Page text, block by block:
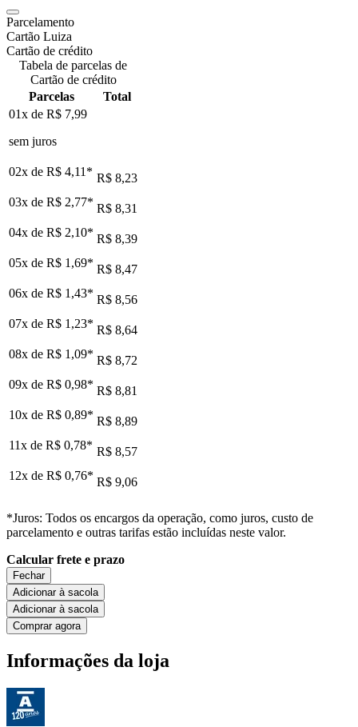
Parcelamento
Cartão Luiza
Cartão de crédito
Tabela de parcelas de
Cartão de crédito
Parcelas
Total
01x de R$ 7,99
sem juros
02x de R$ 4,11 * R$ 8,23
03x de R$ 2,77* R$ 8,31
04x de R$ 2,10* R$ 8,39
05x de R$ 1,69* R$ 8,47
06x de R$ 1,43* R$ 8,56
07x de R$ 1,23* R$ 8,64
08x de R$ 1,09* R$ 8,72
09x de R$ 0,98* R$ 8,81
10x de R$ 0,89* R$ 8,89
11x de R$ 0,78* R$ 8,57
12x de R$ 0,76* R$ 9,06
*Juros: Todos os encargos da operação, como juros, custo de
parcelamento e outras tarifas estão incluídas neste valor.
Calcular frete e prazo
Fechar
Adicionar à sacola
Adicionar à sacola
Comprar agora
Informações da loja